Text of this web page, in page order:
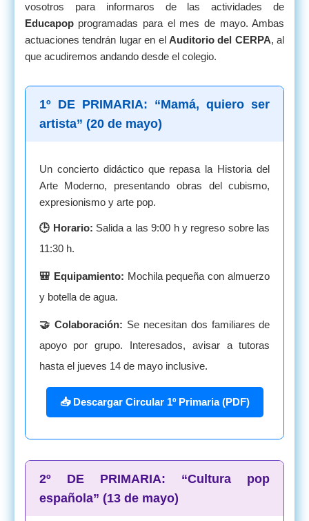
vosotros para informaros de las actividades de
Educapopprogramadas para el mes de mayo. Ambas
actuaciones tendrán lugar en el Auditorio del CERPA, al
que acudiremos andando desde el colegio.
1º DE PRIMARIA: “Mamá, quiero ser
artista” (20 de mayo)
Un concierto didáctico que repasa la Historia del
Arte Moderno, presentando obras del cubismo,
expresionismo y arte pop.
🕒 Horario: Salida a las 9:00 h y regreso sobre las
11:30 h.
🎒 Equipamiento: Mochila pequeña con almuerzo
y botella de agua.
🤝 Colaboración: Se necesitan dos familiares de
apoyo por grupo. Interesados, avisar a tutoras
hasta el jueves 14 de mayo inclusive.
📥 Descargar Circular 1º Primaria (PDF)
2º DE PRIMARIA: “Cultura pop
española” (13 de mayo)